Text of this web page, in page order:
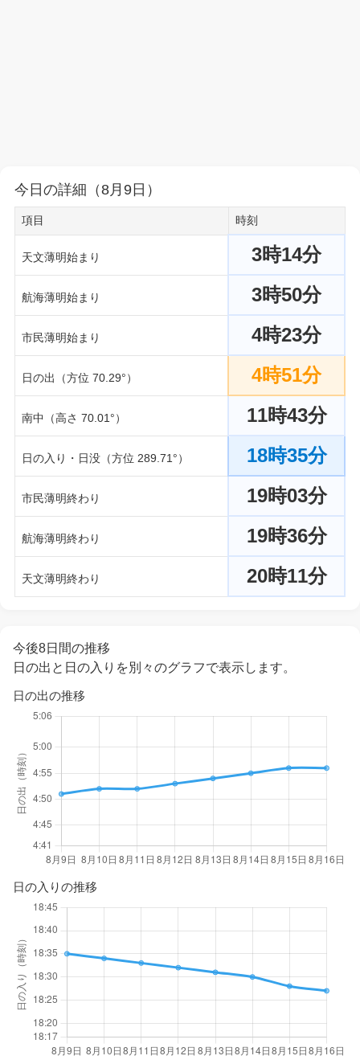
今日の詳細（8月9日）
項目 時刻
天文薄明始まり 3時14分
航海薄明始まり 3時50分
市民薄明始まり 4時23分
日の出（方位 70.29°） 4時51分
南中（高さ 70.01°） 11時43分
日の入り・日没（方位 289.71°） 18時35分
市民薄明終わり 19時03分
航海薄明終わり 19時36分
天文薄明終わり 20時11分
今後8日間の推移
日の出と日の入りを別々のグラフで表示します。
日の出の推移
日の入りの推移